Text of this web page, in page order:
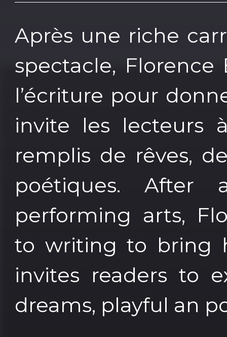
Après une riche
spectacle, Florence
l’écriture pour
invite les lecteurs
remplis de rêves,
poétiques.
performing arts,
to writing to bring
invites readers to
dreams, playful an